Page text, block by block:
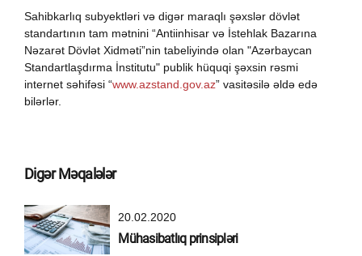
Sahibkarlıq subyektləri və digər maraqlı şəxslər dövlət
standartının tam mətnini “Antiinhisar və İstehlak Bazarına
Nəzarət Dövlət Xidməti”nin tabeliyində olan "Azərbaycan
Standartlaşdırma İnstitutu" publik hüquqi şəxsin rəsmi
internet səhifəsi “www.azstand.gov.az” vasitəsilə əldə edə
bilərlər.
Digər Məqalələr
20.02.2020
Mühasibatlıq prinsipləri